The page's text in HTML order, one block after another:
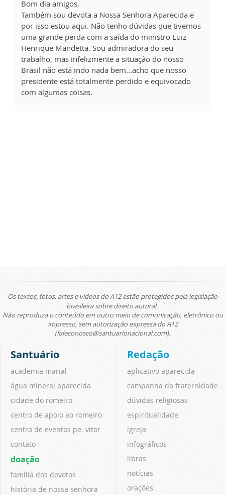
Bom dia amigos,
Também sou devota a Nossa Senhora Aparecida e
por isso estou aqui. Não tenho dúvidas que tivemos
uma grande perda com a saída do ministro Luiz
Henrique Mandetta. Sou admiradora do seu
trabalho, mas infelizmente a situação do nosso
Brasil não está indo nada bem...acho que nosso
presidente está totalmente perdido e equivocado
com algumas coisas.
Os textos, fotos, artes e vídeos do A12 estão protegidos pela legislação
brasileira sobre direito autoral.
Não reproduza o conteúdo em outro meio de comunicação, eletrônico ou
impresso, sem autorização expressa do A12
(faleconosco@santuarionacional.com).
Santuário
academia marial
água mineral aparecida
cidade do romeiro
centro de apoio ao romeiro
centro de eventos pe. vitor
contato
doação
família dos devotos
história de nossa senhora
Redação
aplicativo aparecida
campanha da fraternidade
dúvidas religiosas
espiritualidade
igreja
infográficos
libras
notícias
orações